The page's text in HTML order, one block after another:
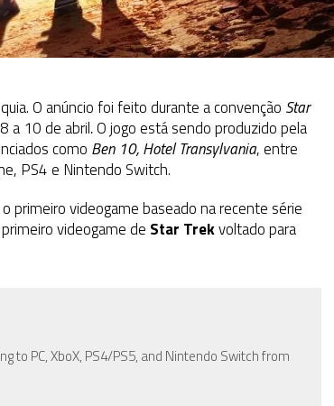
O anúncio foi feito durante a convenção Star
a 10 de abril.O jogo está sendo produzido pela
como Ben 10, Hotel Transylvania, entre
PS4 e Nintendo Switch.
primeiro videogame baseado na recente série
videogame de Star Trekvoltado para
to PC, XboX, PS4/PS5, and Nintendo Switch from